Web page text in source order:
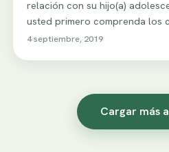
relación con su hijo(a)
usted primero comprenda los
4 septiembre, 2019
Cargar más